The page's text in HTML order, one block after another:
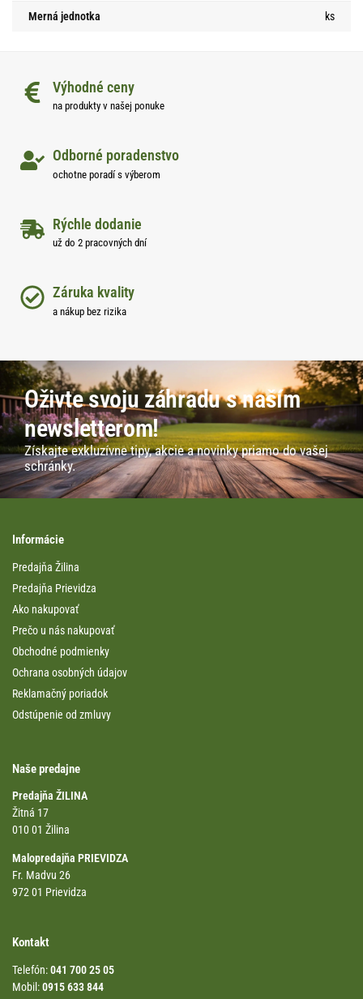
Merná jednotka ks
Výhodné ceny
na produkty v našej ponuke
Odborné poradenstvo
ochotne poradí s výberom
Rýchle dodanie
už do 2 pracovných dní
Záruka kvality
a nákup bez rizika
Oživte svoju záhradu s naším
newsletterom!
Získajte exkluzívne tipy, akcie a novinky priamo do vašej
schránky.
Informácie
Predajňa Žilina
Predajňa Prievidza
Ako nakupovať
Prečo u nás nakupovať
Obchodné podmienky
Ochrana osobných údajov
Reklamačný poriadok
Odstúpenie od zmluvy
Naše predajne
Predajňa ŽILINA
Žitná 17
010 01 Žilina
Malopredajňa PRIEVIDZA
Fr. Madvu 26
972 01 Prievidza
Kontakt
Telefón:041 700 25 05
Mobil:0915 633 844